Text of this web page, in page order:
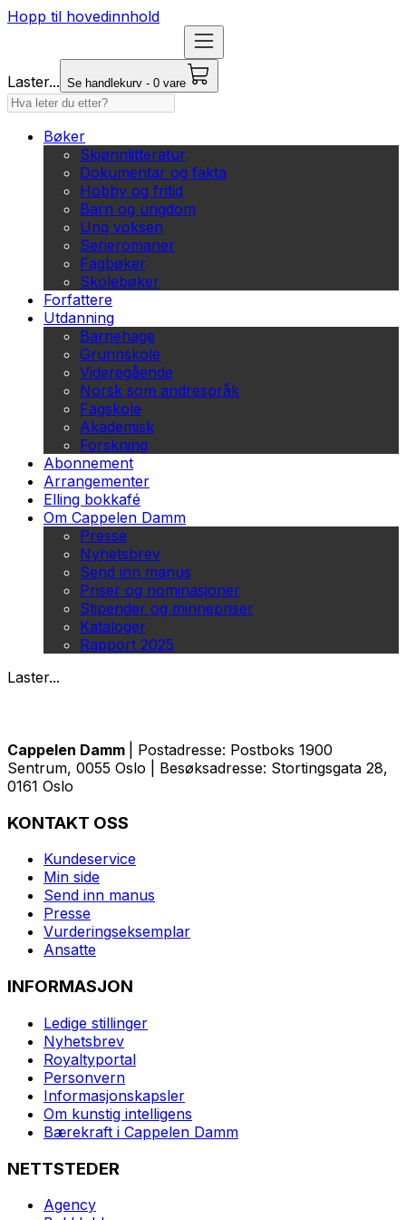
Hopp til hovedinnhold
Laster... Se handlekurv - 0 vare
Bøker
Skjønnlitteratur
Dokumentar og fakta
Hobby og fritid
Barn og ungdom
Ung voksen
Serieromaner
Fagbøker
Skolebøker
Forfattere
Utdanning
Barnehage
Grunnskole
Videregående
Norsk som andrespråk
Fagskole
Akademisk
Forskning
Abonnement
Arrangementer
Elling bokkafé
Om Cappelen Damm
Presse
Nyhetsbrev
Send inn manus
Priser og nominasjoner
Stipender og minnepriser
Kataloger
Rapport 2025
Laster...
Cappelen Damm
| Postadresse: Postboks 1900
Sentrum, 0055 Oslo | Besøksadresse: Stortingsgata 28,
0161 Oslo
KONTAKT OSS
Kundeservice
Min side
Send inn manus
Presse
Vurderingseksemplar
Ansatte
INFORMASJON
Ledige stillinger
Nyhetsbrev
Royaltyportal
Personvern
Informasjonskapsler
Om kunstig intelligens
Bærekraft i Cappelen Damm
NETTSTEDER
Agency